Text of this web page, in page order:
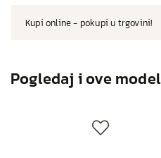
Kupi online - pokupi u trgovini!
Pogledaj i ove